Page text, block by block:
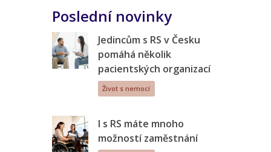
Poslední novinky
Jedincům s RS v Česku
pomáhá několik
pacientských organizací
Život s nemocí
I s RS máte mnoho
možností zaměstnání